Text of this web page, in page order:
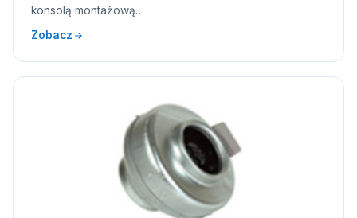
konsolą montażową…
Zobacz